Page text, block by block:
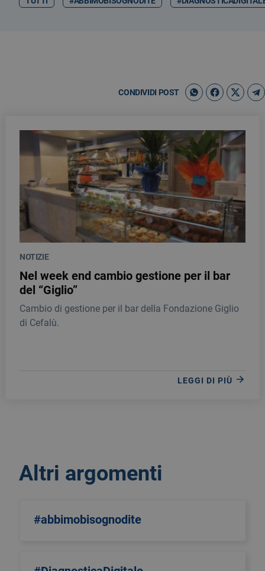
CONDIVIDI POST
NOTIZIE
Nel week end cambio gestione per il bar
del “Giglio”
Cambio di gestione per il bar della Fondazione Giglio
di Cefalù.
LEGGI DI PIÙ
Altri argomenti
#abbimobisognodite